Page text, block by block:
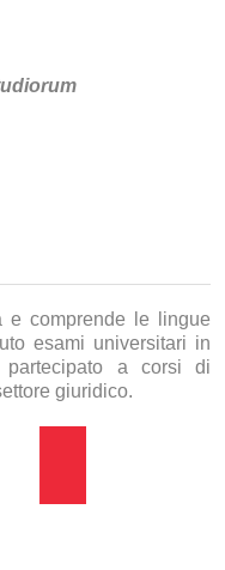
e comprende le lingue
esami universitari in
partecipato a corsi di
giuridico.